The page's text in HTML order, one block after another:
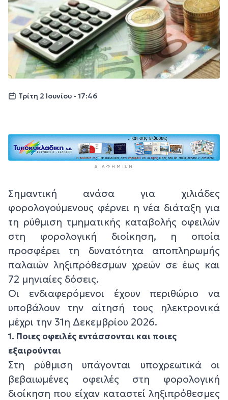
Τρίτη 2 Ιουνίου - 17:46
ΔΙΑΦΉΜΙΣΗ
Σημαντική ανάσα για χιλιάδες
φορολογούμενους φέρνει η νέα διάταξη για
τη ρύθμιση τμηματικής καταβολής οφειλών
στη φορολογική διοίκηση, η οποία
προσφέρει τη δυνατότητα αποπληρωμής
παλαιών ληξιπρόθεσμων χρεών σε έως και
72 μηνιαίες δόσεις.
Οι ενδιαφερόμενοι έχουν περιθώριο να
υποβάλουν την αίτησή τους ηλεκτρονικά
μέχρι την 31η Δεκεμβρίου 2026.
1. Ποιες οφειλές εντάσσονται και ποιες
εξαιρούνται
Στη ρύθμιση υπάγονται υποχρεωτικά οι
βεβαιωμένες οφειλές στη φορολογική
διοίκηση που είχαν καταστεί ληξιπρόθεσμες